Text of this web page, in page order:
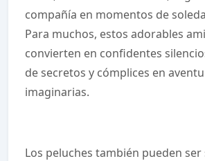
compañía en momentos de
Para muchos, estos adorables
convierten en confidentes
de secretos y cómplices en
imaginarias.
Los peluches también pueden